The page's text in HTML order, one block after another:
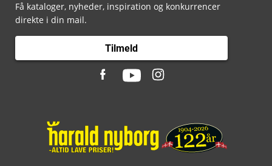
Få kataloger, nyheder, inspiration og konkurrencer
direkte i din mail.
Tilmeld